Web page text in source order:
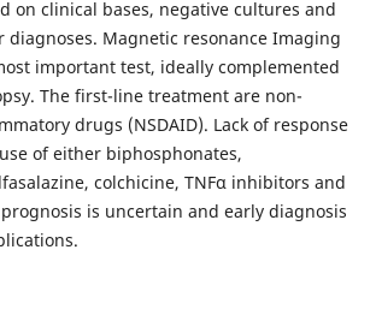
on clinical bases, negative cultures and
diagnoses. Magnetic resonance Imaging
important test, ideally complemented
The first-line treatment are non-
drugs (NSDAID). Lack of response
of either biphosphonates,
colchicine, TNFα inhibitors and
is uncertain and early diagnosis